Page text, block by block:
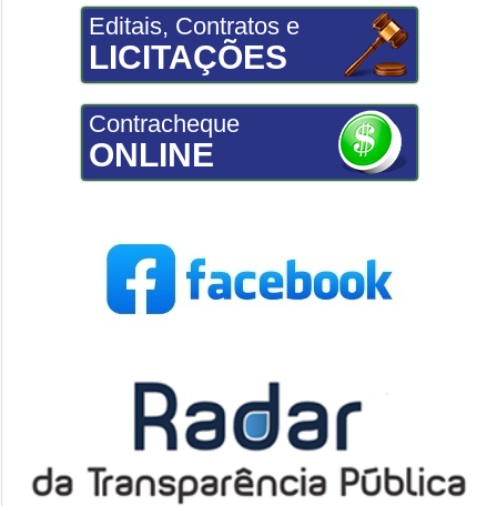
Editais, Contratos e
LICITAÇÕES
Contracheque
ONLINE